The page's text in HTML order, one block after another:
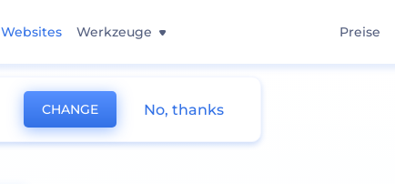
Websites Werkzeuge Preise
CHANGE No, thanks